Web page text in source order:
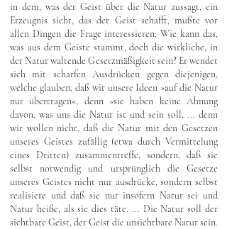
in dem, was der Geist über die Natur aussagt, ein
Erzeugnis sieht, das der Geist schafft, mußte vor
allen Dingen die Frage interessieren: Wie kann das,
was aus dem Geiste stammt, doch die wirkliche, in
der Natur waltende Gesetzmäßigkeit sein? Er wendet
sich mit scharfen Ausdrücken gegen diejenigen,
welche glauben, daß wir unsere Ideen »auf die Natur
nur übertragen«, denn »sie haben keine Ahnung
davon, was uns die Natur ist und sein soll, ... denn
wir wollen nicht, daß die Natur mit den Gesetzen
unseres Geistes zufällig (etwa durch Vermittelung
eines Dritten) zusammentreffe, sondern, daß sie
selbst notwendig und ursprünglich die Gesetze
unseres Geistes nicht nur ausdrücke, sondern selbst
realisiere und daß sie nur insofern Natur sei und
Natur heiße, als sie dies täte. ... Die Natur soll der
sichtbare Geist, der Geist die unsichtbare Natur sein.